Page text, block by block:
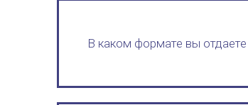
В каком формате вы